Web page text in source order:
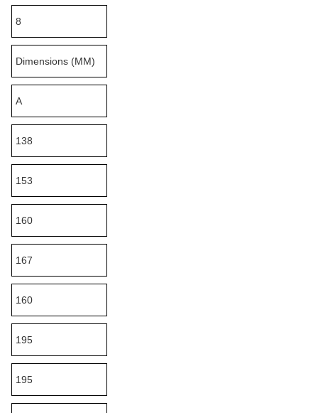
8
Dimensions (MM)
A
138
153
160
167
160
195
195